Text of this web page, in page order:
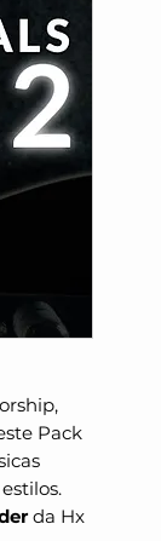
Pack
da Hx